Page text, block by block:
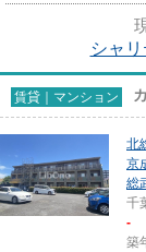
シャ
賃貸｜マンション
北
京
総
千
-
築